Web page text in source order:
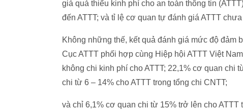
giá quá thiếu kinh phí cho an toàn thông tin
đến ATTT; và tỉ lệ cơ quan tự đánh giá ATTT
Không những thế, kết quả đánh giá mức độ đảm
Cục ATTT phối hợp cùng Hiệp hội ATTT Việt
không chi kinh phí cho ATTT; 22,1% cơ quan chi
chi từ 6 – 14% cho ATTT trong tổng chi CNTT;
và chỉ 6,1% cơ quan chi từ 15% trở lên cho